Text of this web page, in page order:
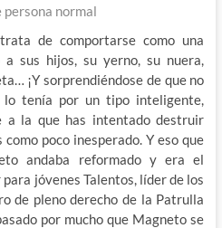
persona normal
de comportarse como una
a sus hijos, su yerno, su nuera,
¡Y sorprendiéndose de que no
lo tenía por un tipo inteligente,
a la que has intentado destruir
poco inesperado. Y eso que
andaba reformado y era el
jóvenes Talentos, líder de los
de pleno derecho de la Patrulla
por mucho que Magneto se